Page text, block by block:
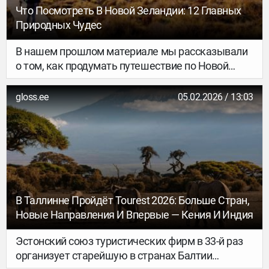
Что Посмотреть В Новой Зеландии: 12 Главных
Природных Чудес
В нашем прошлом материале мы рассказывали
о том, как продумать путешествие по Новой
Зеландии, чем интересны города этой далёкой
страны. Однако главные
достопримечательности островного государства
— его фантастические ландшафты, и изучать их
лучше всего на автомобиле: до большинства
невозможно добраться общественным
транспортом. Что именно посмотреть, чтобы
далёкое путешествие запомнилось навсегда, —
в нашей статье.
gloss.ee 05.02.2026 / 13:03
В Таллинне Пройдёт Tourest 2026: Больше Стран,
Новые Направления И Впервые — Кения И Индия
Эстонский союз туристических фирм в 33-й раз
организует старейшую в странах Балтии